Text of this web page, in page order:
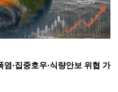
·집중호우·식량안보 위협 가